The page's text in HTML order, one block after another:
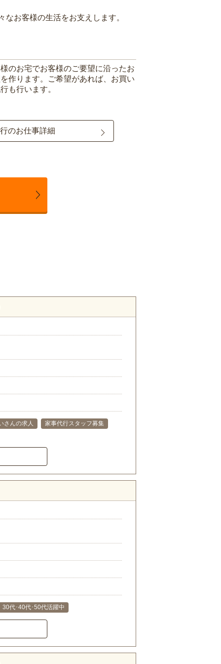
お客様の生活をお支えします。
のお宅でお客様のご要望に沿ったお
作ります。ご希望があれば、お買い
も行います。
のお仕事詳細
さんの求人
家事代行スタッフ募集
30代･40代･50代活躍中